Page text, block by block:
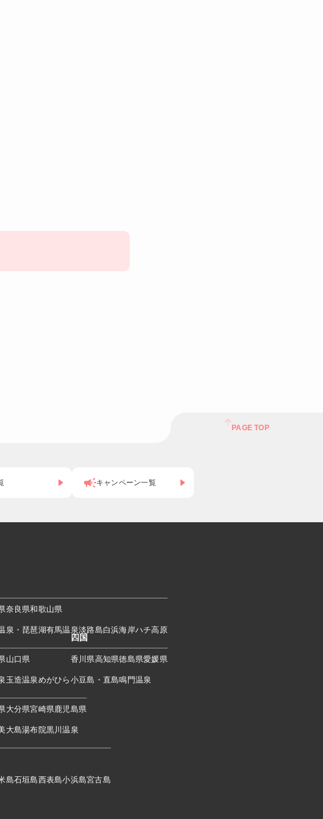
PAGE TOP
キャンペーン一覧
奈良県和歌山県
泉・琵琶湖有馬温泉淡路島白浜海岸ハチ高原
山口県
玉造温泉めがひら
四国
香川県高知県徳島県愛媛県
小豆島・直島鳴門温泉
大分県宮崎県鹿児島県
大島湯布院黒川温泉
島石垣島西表島小浜島宮古島